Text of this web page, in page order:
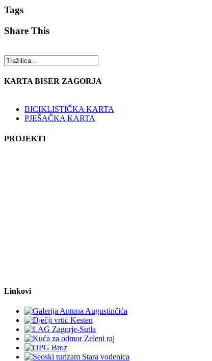
Tags
Share This
KARTA BISER ZAGORJA
BICIKLISTIČKA KARTA
PJEŠAČKA KARTA
PROJEKTI
Linkovi